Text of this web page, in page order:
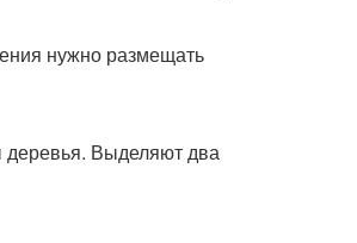
нужно размещать
деревья. Выделяют два